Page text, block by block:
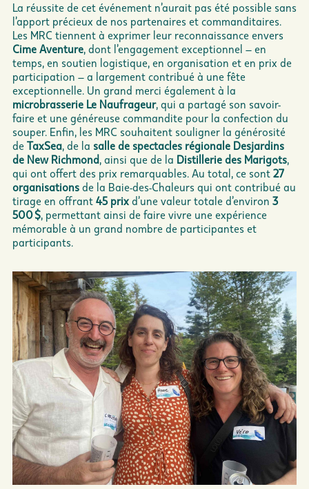
La réussite de cet événement n’aurait pas été possible sans
l’apport précieux de nos partenaires et commanditaires.
Les MRC tiennent à exprimer leur reconnaissance envers
Cime Aventure, dont l’engagement exceptionnel – en
temps, en soutien logistique, en organisation et en prix de
participation – a largement contribué à une fête
exceptionnelle. Un grand merci également à la
microbrasserie Le Naufrageur, qui a partagé son savoir-
faire et une généreuse commandite pour la confection du
souper. Enfin, les MRC souhaitent souligner la générosité
de TaxSea, de la salle de spectacles régionale Desjardins
de New Richmond, ainsi que de la Distillerie des Marigots,
qui ont offert des prix remarquables. Au total, ce sont 27
organisations de la Baie-des-Chaleurs qui ont contribué au
tirage en offrant 45 prix d’une valeur totale d’environ 3
500 $, permettant ainsi de faire vivre une expérience
mémorable à un grand nombre de participantes et
participants.